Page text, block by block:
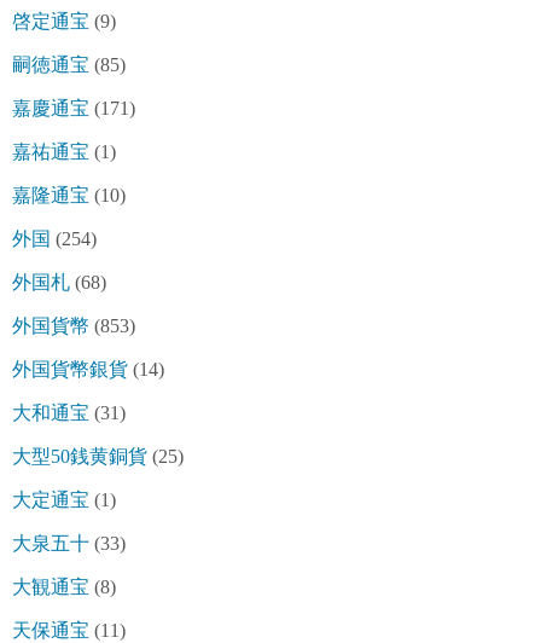
啓定通宝 (9)
嗣徳通宝 (85)
嘉慶通宝 (171)
嘉祐通宝 (1)
嘉隆通宝 (10)
外国 (254)
外国札 (68)
外国貨幣 (853)
外国貨幣銀貨 (14)
大和通宝 (31)
大型50銭黄銅貨 (25)
大定通宝 (1)
大泉五十 (33)
大観通宝 (8)
天保通宝 (11)